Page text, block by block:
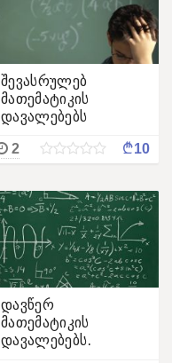
შევასრულებ
მათემატიკის
დავალებებს
2 ¢10
დავწერ
მათემატიკის
დავალებებს.